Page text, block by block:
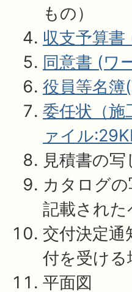
もの）
収支予算
同意書 (ワ
役員等名
委任状（施
ァイル
見積書の写
カタログ
記載された
交付決定通
付を受ける
平面図